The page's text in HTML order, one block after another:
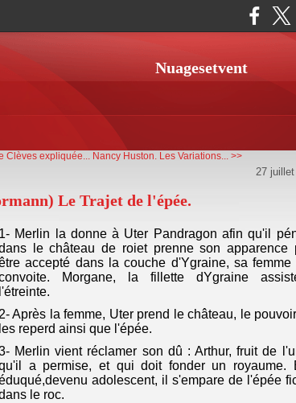
Nuagesetvent
Clèves expliquée... Nancy Huston. Les Variations... >>
27
Le Trajet de l'épée.
1- Merlin la donne à Uter Pandragon afin qu'il
le château de roiet prenne son apparence
accepté dans la couche d'Ygraine, sa femme
Morgane, la fillette dYgraine
l'étreinte.
2- Après la femme, Uter prend le château, le
les reperd ainsi que l'épée.
Merlin vient réclamer son dû : Arthur, fruit de
a permise, et qui doit fonder un royaume.
adolescent, il s'empare de l'épée
le roc.